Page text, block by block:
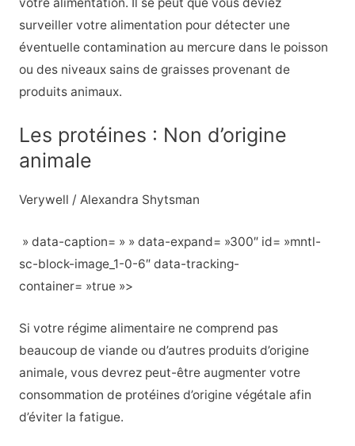
surveiller votre alimentation pour détecter une
éventuelle contamination au mercure dans le poisson
ou des niveaux sains de graisses provenant de
produits animaux.
Les protéines : Non d’origine
animale
Verywell / Alexandra Shytsman
» data-caption= » » data-expand= »300″ id= »mntl-
sc-block-image_1-0-6″ data-tracking-
container= »true »>
Si votre régime alimentaire ne comprend pas
beaucoup de viande ou d’autres produits d’origine
animale, vous devrez peut-être augmenter votre
consommation de protéines d’origine végétale afin
d’éviter la fatigue.